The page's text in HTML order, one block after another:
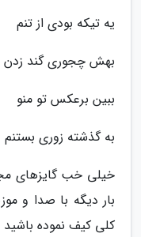
یه تیکه بودی از تنم
بهش چجوری گند زدن
ببین برعکس تو منو
به گذشته زوری بستنم
خیلی خب گایزهای
بار دیگه با صدا و
کلی کیف نموده باشید